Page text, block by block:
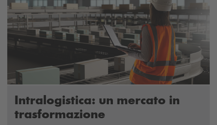
Intralogistica: un mercato in
trasformazione